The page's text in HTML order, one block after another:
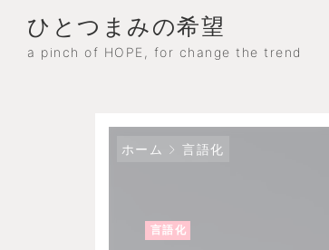
ひとつまみの希望
a pinch of HOPE, for change the trend
ホーム 言語化
言語化